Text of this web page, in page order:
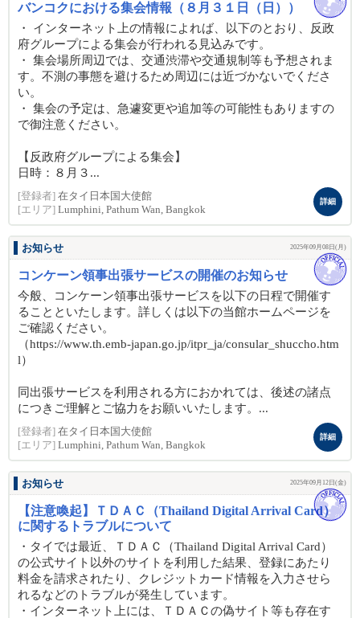
バンコクにおける集会情報（８月３１日（日））
・ インターネット上の情報によれば、以下のとおり、反政
府グループによる集会が行われる見込みです。
・ 集会場所周辺では、交通渋滞や交通規制等も予想されま
す。不測の事態を避けるため周辺には近づかないでくださ
い。
・ 集会の予定は、急遽変更や追加等の可能性もありますの
で御注意ください。
【反政府グループによる集会】
日時：８月３...
[登録者] 在タイ日本国大使館
[エリア] Lumphini, Pathum Wan, Bangkok
詳細
お知らせ 2025年09月08日(月)
コンケーン領事出張サービスの開催のお知らせ
今般、コンケーン領事出張サービスを以下の日程で開催す
ることといたします。詳しくは以下の当館ホームページを
ご確認ください。
（https://www.th.emb-japan.go.jp/itpr_ja/consular_shuccho.htm
l）
同出張サービスを利用される方におかれては、後述の諸点
につきご理解とご協力をお願いいたします。...
[登録者] 在タイ日本国大使館
[エリア] Lumphini, Pathum Wan, Bangkok
詳細
お知らせ 2025年09月12日(金)
【注意喚起】ＴＤＡＣ（Thailand Digital Arrival Card）
に関するトラブルについて
・タイでは最近、ＴＤＡＣ（Thailand Digital Arrival Card）
の公式サイト以外のサイトを利用した結果、登録にあたり
料金を請求されたり、クレジットカード情報を入力させら
れるなどのトラブルが発生しています。
・インターネット上には、ＴＤＡＣの偽サイト等も存在す